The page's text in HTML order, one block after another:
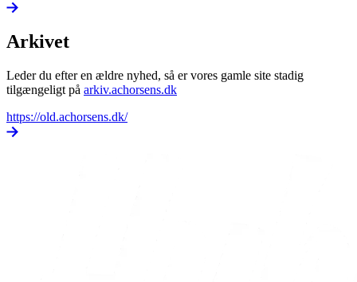
Arkivet
Leder du efter en ældre nyhed, så er vores gamle site stadig
tilgængeligt på arkiv.achorsens.dk
https://old.achorsens.dk/